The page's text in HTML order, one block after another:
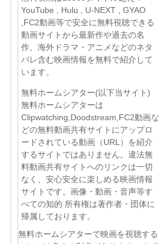
YouTube , Hulu , U-NEXT , GYAO
,FC2動画等で安全に無料視聴できる
動画サイトから最新作や過去の名
作、海外ドラマ・アニメなどのネタ
バレ含む映画情報を無料で紹介して
います。
無料ホームシアター(以下当サイト)
無料ホームシアターは
Clipwatching,Doodstream,FC2動画な
どの無料動画共有サイトにアップロ
ードされている動画（URL）を紹介
するサイトではありません。違法無
料動画共有サイトへのリンクは一切
なく、安心安全に楽しめる映画情報
サイトです。画像・動画・音声等す
べての知的 所有権は著作者・団体に
帰属しております。
無料ホームシアターで映画を視聴する